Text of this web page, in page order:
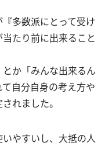
多数派にとって受け
たり前に出来ること
とか「みんな出来るん
自分自身の考え方や
れました。
やすいし、大抵の人